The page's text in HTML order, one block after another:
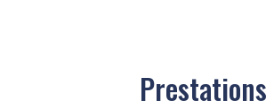
Prestations